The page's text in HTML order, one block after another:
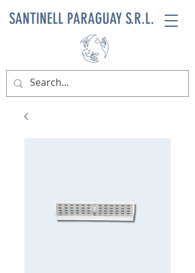
SANTINELL PARAGUAY S.R.L.